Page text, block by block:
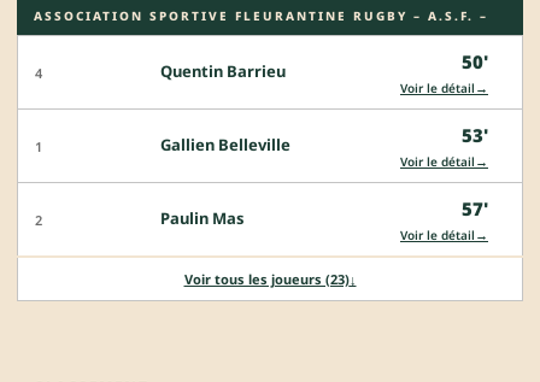
ASSOCIATION SPORTIVE FLEURANTINE RUGBY – A.S.F. –
4 Quentin Barrieu 50'
Voir le détail →
1 Gallien Belleville 53'
Voir le détail →
2 Paulin Mas 57'
Voir le détail →
Voir tous les joueurs (23)↓